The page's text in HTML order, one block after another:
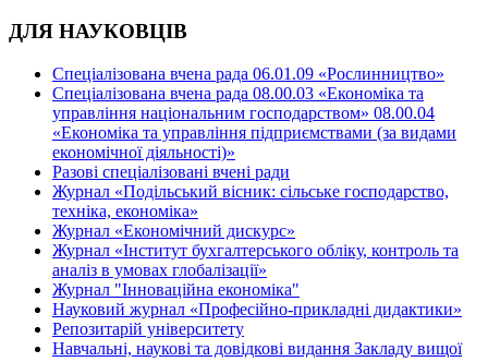
ДЛЯ НАУКОВЦІВ
Спеціалізована вчена рада 06.01.09 «Рослинництво»
Спеціалізована вчена рада 08.00.03 «Економіка та
управління національним господарством» 08.00.04
«Економіка та управління підприємствами (за видами
економічної діяльності)»
Разові спеціалізовані вчені ради
Журнал «Подільський вісник: сільське господарство,
техніка, економіка»
Журнал «Економічний дискурс»
Журнал «Інститут бухгалтерського обліку, контроль та
аналіз в умовах глобалізації»
Журнал "Інноваційна економіка"
Науковий журнал «Професійно-прикладні дидактики»
Репозитарій університету
Навчальні, наукові та довідкові видання Закладу вищої